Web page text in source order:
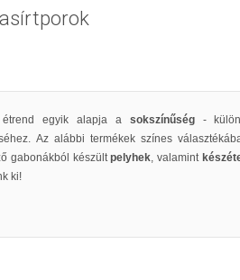
étrend egyik alapja a sokszínűség -
Az alábbi termékek színes
gabonákból készültpelyhek, valamint
ki!